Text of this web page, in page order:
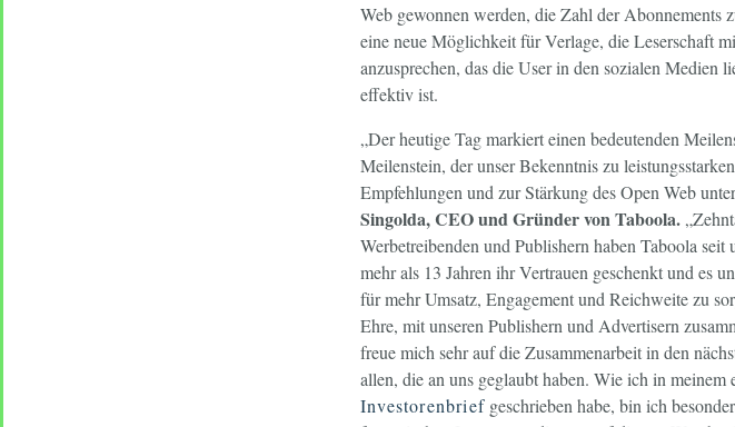
Web gewonnen werden, die Zahl der Abonnements
eine neue Möglichkeit für Verlage, die Leserschaft
anzusprechen, das die User in den sozialen
effektiv ist.
„Der heutige Tag markiert einen bedeutenden
Meilenstein, der unser Bekenntnis zu
Empfehlungen und zur Stärkung des Open Web
Singolda, CEO und Gründer von Taboola.
Werbetreibenden und Publishern haben Taboola seit
mehr als 13 Jahren ihr Vertrauen geschenkt und es
für mehr Umsatz, Engagement und Reichweite zu
Ehre, mit unseren Publishern und Advertisern
freue mich sehr auf die Zusammenarbeit in den
allen, die an uns geglaubt haben. Wie ich in meinem
Investorenbriefgeschrieben habe, bin ich